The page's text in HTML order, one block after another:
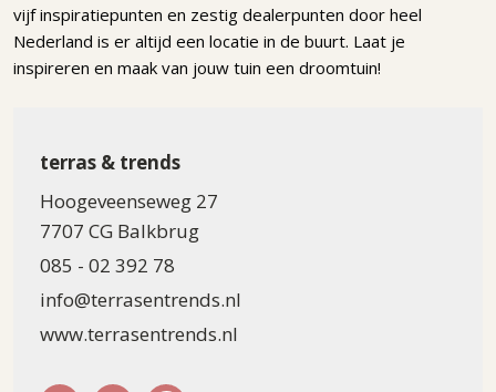
vijf inspiratiepunten en zestig dealerpunten door heel
Nederland is er altijd een locatie in de buurt. Laat je
inspireren en maak van jouw tuin een droomtuin!
terras & trends
Hoogeveenseweg 27
7707 CG Balkbrug
085 - 02 392 78
info@terrasentrends.nl
www.terrasentrends.nl